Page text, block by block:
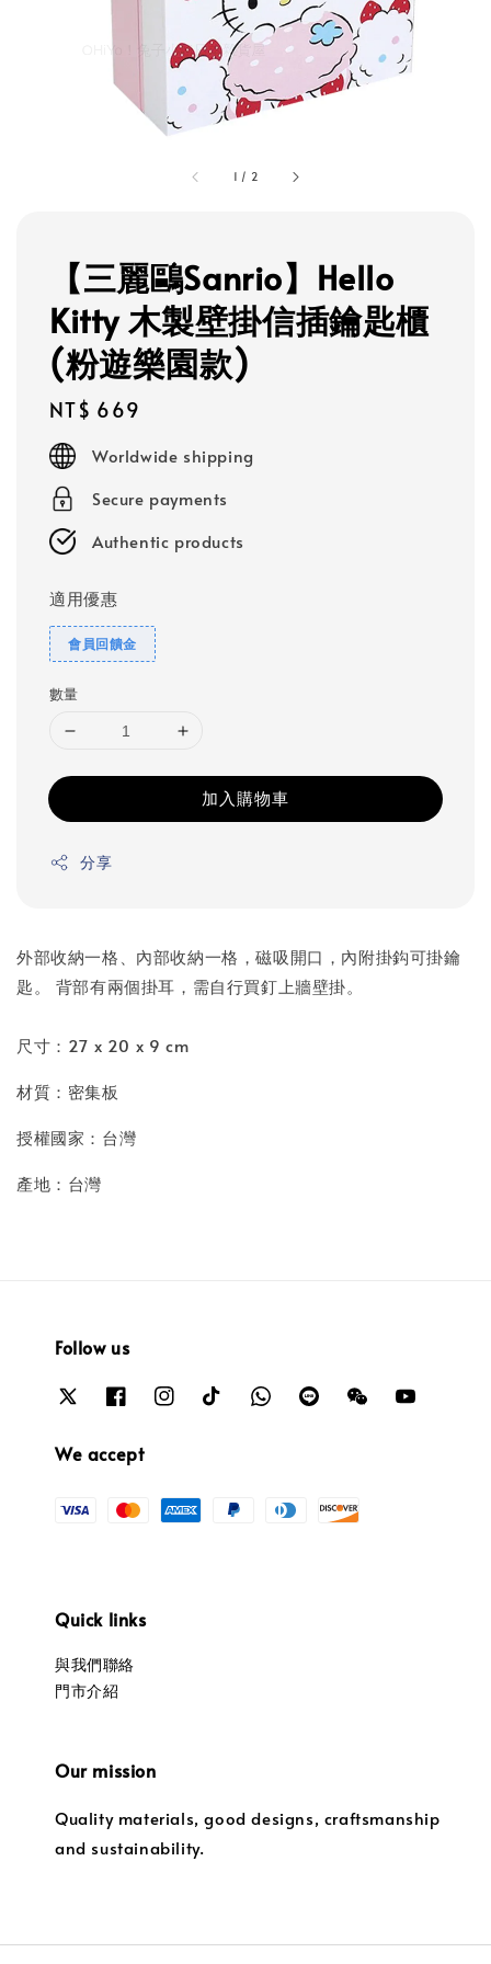
1 / 2
【三麗鷗Sanrio】Hello
Kitty 木製壁掛信插鑰匙櫃
(粉遊樂園款)
Regular
price
NT$ 669
Worldwide shipping
Secure payments
Authentic products
適用優惠
會員回饋金
數量
加入購物車
分享
外部收納一格、內部收納一格，磁吸開口，內附掛鈎可掛鑰
匙。 背部有兩個掛耳，需自行買釘上牆壁掛。
尺寸：27 x 20 x 9 cm
材質：密集板
授權國家：台灣
產地：台灣
Follow us
We accept
Quick links
與我們聯絡
門市介紹
Our mission
Quality materials, good designs, craftsmanship
and sustainability.